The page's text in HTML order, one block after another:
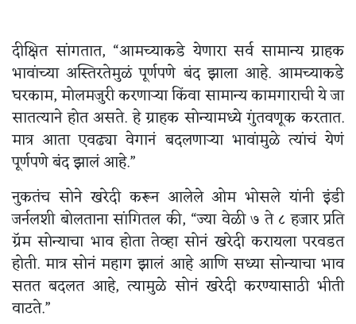
दीक्षित सांगतात, “आमच्याकडे येणारा सर्व सामान्य ग्राहक
भावांच्या अस्तिरतेमुळं पूर्णपणे बंद झाला आहे. आमच्याकडे
घरकाम, मोलमजुरी करणाऱ्या किंवा सामान्य कामगाराची ये जा
सातत्याने होत असते. हे ग्राहक सोन्यामध्ये गुंतवणूक करतात.
मात्र आता एवढ्या वेगानं बदलणाऱ्या भावांमुळे त्यांचं येणं
पूर्णपणे बंद झालं आहे.”
नुकतंच सोने खरेदी करून आलेले ओम भोसले यांनी इंडी
जर्नलशी बोलताना सांगितल की, “ज्या वेळी ७ ते ८ हजार प्रति
ग्रॅम सोन्याचा भाव होता तेव्हा सोनं खरेदी करायला परवडत
होती. मात्र सोनं महाग झालं आहे आणि सध्या सोन्याचा भाव
सतत बदलत आहे, त्यामुळे सोनं खरेदी करण्यासाठी भीती
वाटते.”